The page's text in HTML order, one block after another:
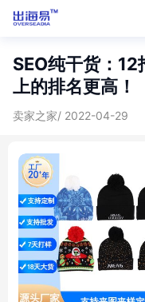
SEO纯干货：
上的排名更高！
卖家之家/ 2022-04-29